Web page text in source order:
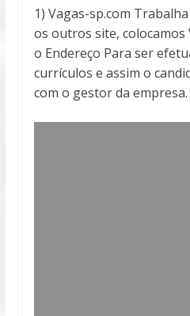
1) Vagas-sp.com
os outros site, colocamos
o Endereço Para ser
currículos e assim o
com o gestor da empresa.